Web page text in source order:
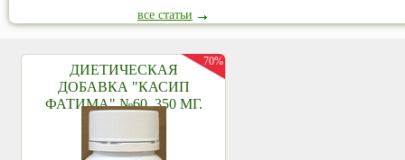
все статьи
ДИЕТИЧЕСКАЯ
ДОБАВКА "КАСИП
ФАТИМА" №60, 350 МГ.
70%